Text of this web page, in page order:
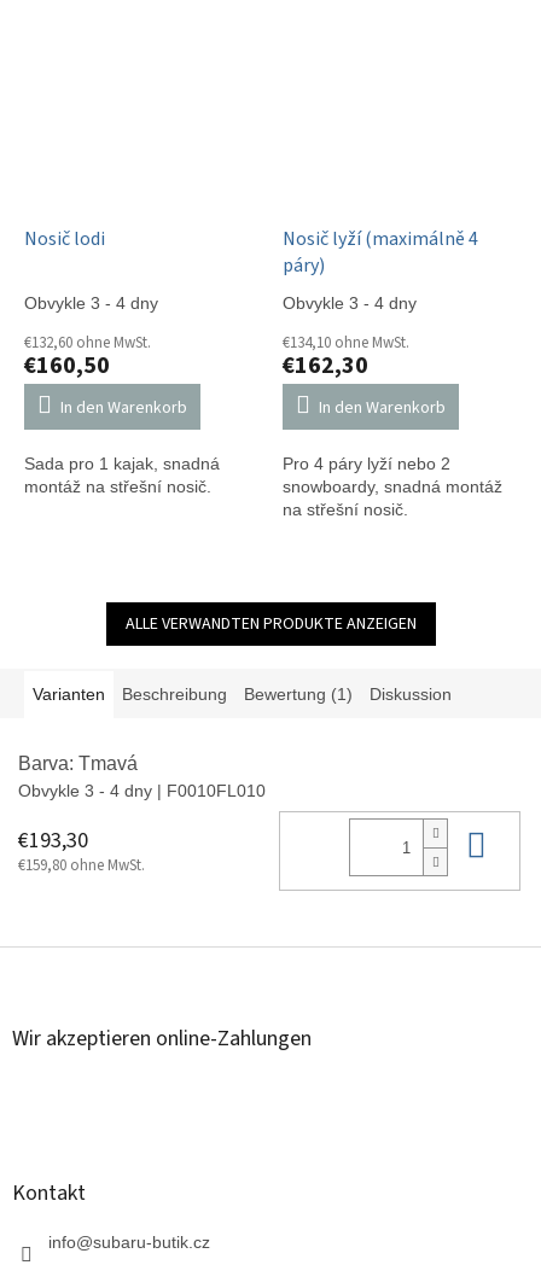
Nosič lodi
Obvykle 3 - 4 dny
€132,60 ohne MwSt.
€160,50
In den Warenkorb
Sada pro 1 kajak, snadná
montáž na střešní nosič.
Nosič lyží (maximálně 4
páry)
Obvykle 3 - 4 dny
€134,10 ohne MwSt.
€162,30
In den Warenkorb
Pro 4 páry lyží nebo 2
snowboardy, snadná montáž
na střešní nosič.
ALLE VERWANDTEN PRODUKTE ANZEIGEN
Varianten Beschreibung Bewertung (1) Diskussion
Barva: Tmavá
Obvykle 3 - 4 dny | F0010FL010
€193,30
€159,80 ohne MwSt.
F
Wir akzeptieren online-Zahlungen
Kontakt
info@subaru-butik.cz